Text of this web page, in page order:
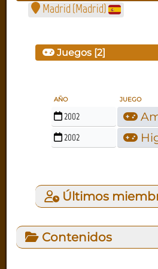
Madrid(Madrid)
Juegos [2]
AÑO JUEGO
2002
2002
Últimos
Contenidos